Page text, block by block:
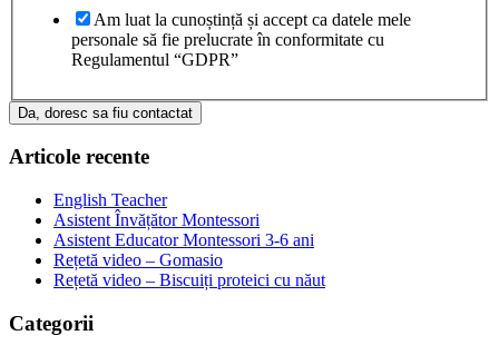
Am luat la cunoștință și accept ca datele mele
personale să fie prelucrate în conformitate cu
Regulamentul “GDPR”
Da, doresc sa fiu contactat
Articole recente
English Teacher
Asistent Învățător Montessori
Asistent Educator Montessori 3-6 ani
Rețetă video – Gomasio
Rețetă video – Biscuiți proteici cu năut
Categorii